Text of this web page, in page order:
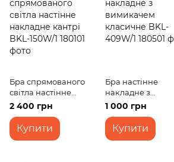
Бра спрямованого
світла настінне
накладне кантрі
BKL-150W/1
2 400 грн
Купити
Бра настінне
накладне з
вимикачем
класичне BKL-
409W/1
1 000 грн
Купити